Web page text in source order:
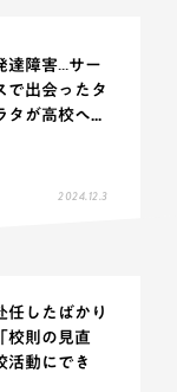
達障害…サー
で出会ったタ
タが高校へ...
2024.12.3
任したばかり
校則の見直
活動にでき